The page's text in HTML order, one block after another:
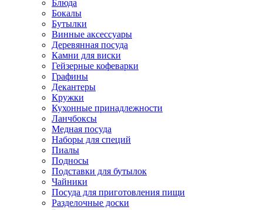
Блюда
Бокалы
Бутылки
Винные аксессуары
Деревянная посуда
Камни для виски
Гейзерные кофеварки
Графины
Декантеры
Кружки
Кухонные принадлежности
Ланчбоксы
Медная посуда
Наборы для специй
Пиалы
Подносы
Подставки для бутылок
Чайники
Посуда для приготовления пищи
Разделочные доски